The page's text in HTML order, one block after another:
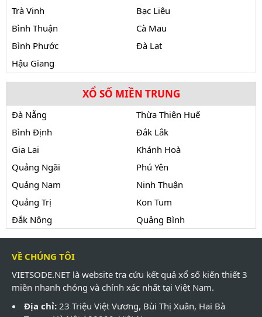
Trà Vinh
Bạc Liêu
Bình Thuận
Cà Mau
Bình Phước
Đà Lạt
Hậu Giang
XỔ SỐ MIỀN TRUNG
Đà Nẵng
Thừa Thiên Huế
Bình Định
Đắk Lắk
Gia Lai
Khánh Hoà
Quảng Ngãi
Phú Yên
Quảng Nam
Ninh Thuận
Quảng Trị
Kon Tum
Đắk Nông
Quảng Bình
VỀ CHÚNG TÔI
VIETSODE.NET là website tra cứu kết quả xổ số kiến thiết 3
miền nhanh chóng và chính xác nhất tại Việt Nam.
Địa chỉ: 23 Triệu Việt Vương, Bùi Thị Xuân, Hai Bà